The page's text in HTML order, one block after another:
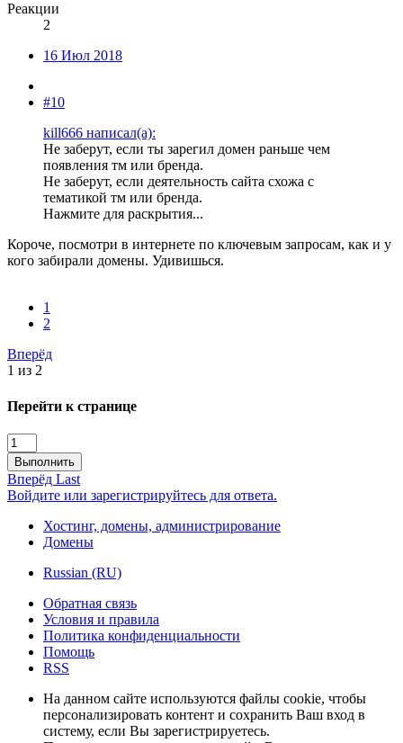
Реакции
2
16 Июл 2018
#10
kill666 написал(а):
Не заберут, если ты зарегил домен раньше чем
появления тм или бренда.
Не заберут, если деятельность сайта схожа с
тематикой тм или бренда.
Нажмите для раскрытия...
Короче, посмотри в интернете по ключевым запросам, как и у
кого забирали домены. Удивишься.
1
2
Вперёд
1 из 2
Перейти к странице
Выполнить
Вперёд Last
Войдите или зарегистрируйтесь для ответа.
Хостинг, домены, администрирование
Домены
Russian (RU)
Обратная связь
Условия и правила
Политика конфиденциальности
Помощь
RSS
На данном сайте используются файлы cookie, чтобы
персонализировать контент и сохранить Ваш вход в
систему, если Вы зарегистрируетесь.